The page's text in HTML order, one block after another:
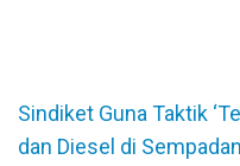
Sindiket Guna Taktik
dan Diesel di